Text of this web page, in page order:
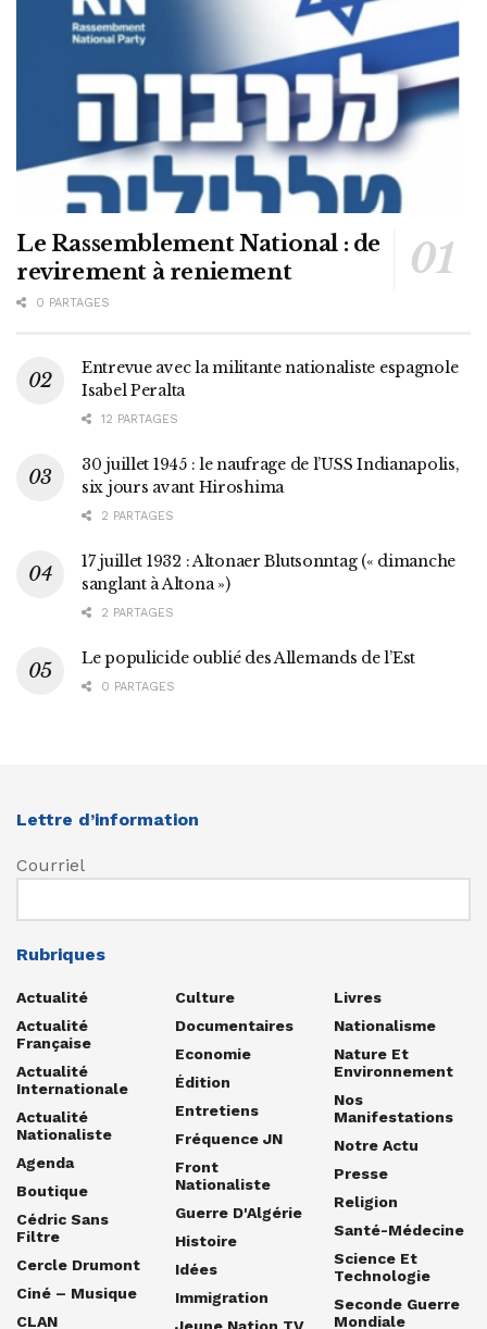
Le Rassemblement National : de
revirement à reniement
0 PARTAGES
Entrevue avec la militante nationaliste espagnole
Isabel Peralta
12 PARTAGES
30 juillet 1945 : le naufrage de l’USS Indianapolis,
six jours avant Hiroshima
2 PARTAGES
17 juillet 1932 : Altonaer Blutsonntag (« dimanche
sanglant à Altona »)
2 PARTAGES
Le populicide oublié des Allemands de l’Est
0 PARTAGES
Lettre d’information
Courriel
Rubriques
Actualité
Actualité
Française
Actualité
Internationale
Actualité
Nationaliste
Agenda
Boutique
Cédric Sans
Filtre
Cercle Drumont
Ciné – Musique
CLAN
Culture
Documentaires
Economie
Édition
Entretiens
Fréquence JN
Front
Nationaliste
Guerre D'Algérie
Histoire
Idées
Immigration
Jeune Nation TV
Livres
Nationalisme
Nature Et
Environnement
Nos
Manifestations
Notre Actu
Presse
Religion
Santé-Médecine
Science Et
Technologie
Seconde Guerre
Mondiale